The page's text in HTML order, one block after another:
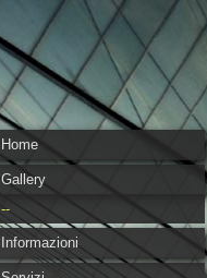
Home
Gallery
--
Informazioni